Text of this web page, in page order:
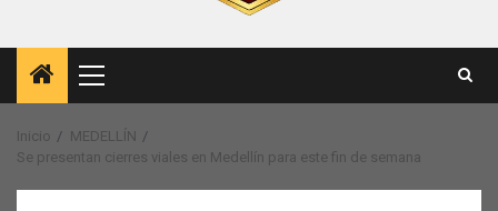
Menú
principal
Inicio
MEDELLÍN
Se presentan cierres viales en Medellín para este fin de semana